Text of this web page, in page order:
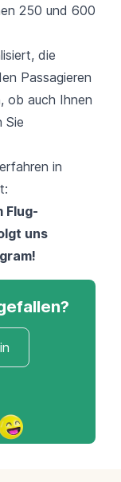
250 und 600
die
Passagieren
ob auch Ihnen
Sie
in
Flug-
uns
!